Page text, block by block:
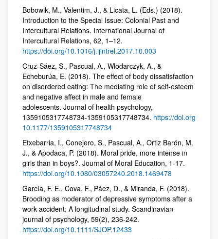
Bobowik, M., Valentim, J., & Licata, L. (Eds.) (2018).
Introduction to the Special Issue: Colonial Past and
Intercultural Relations. International Journal of
Intercultural Relations, 62, 1–12.
https://doi.org/10.1016/j.ijintrel.2017.10.003
Cruz-Sáez, S., Pascual, A., Wlodarczyk, A., &
Echeburúa, E. (2018). The effect of body dissatisfaction
on disordered eating: The mediating role of self-esteem
and negative affect in male and female
adolescents. Journal of health psychology,
1359105317748734-1359105317748734. https://doi.org
10.1177/1359105317748734
Etxebarria, I., Conejero, S., Pascual, A., Ortiz Barón, M.
J., & Apodaca, P. (2018). Moral pride, more intense in
girls than in boys?. Journal of Moral Education, 1-17.
https://doi.org/10.1080/03057240.2018.1469478
García, F. E., Cova, F., Páez, D., & Miranda, F. (2018).
Brooding as moderator of depressive symptoms after a
work accident: A longitudinal study. Scandinavian
journal of psychology, 59(2), 236-242.
https://doi.org/10.1111/SJOP.12433